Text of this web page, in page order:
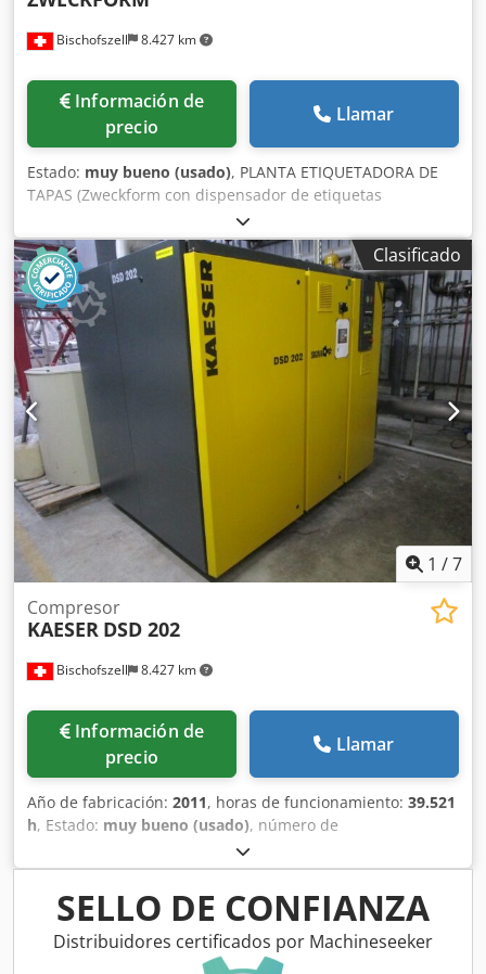
Bischofszell 8.427 km
Información de
precio
Llamar
Estado: muy bueno (usado), PLANTA ETIQUETADORA DE
TAPAS (Zweckform con dispensador de etiquetas
Schleuter) JG: aprox. 1990 Capacidad: 100 vasos/tapas por
min. Equipamiento / más detalles: Consta de: - desapilador
- unidad de etiquetado - Unidad de apilado Dcsdpfjn D E
Hpex Ah Sok
Clasificado
1 /7
Bischofszell 8.427 km
Compresor
KAESER DSD 202
Información de
precio
Llamar
Año de fabricación: 2011, horas de funcionamiento: 39.521
h, Estado: muy bueno (usado), número de
, N.º de artículo: DSD.2C
Dsdpfjyhpqtjx Ah Sock Equipamiento / más información: El
compresor es refrigerado por agua y dispone de
recuperación de calor. Potencia nominal: 110,0 kW
Velocidad del motor: 1485 rpm Presión máxima de trabajo:
8,5 bar Temperatura ambiente: 3°C/45°C
SELLO DE CONFIANZA
Distribuidores certificados por Machineseeker